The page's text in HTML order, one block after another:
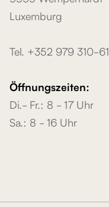
Luxemburg
Tel. +352 979 310-61
Öffnungszeiten:
Di.- Fr.: 8 - 17 Uhr
Sa.: 8 - 16 Uhr